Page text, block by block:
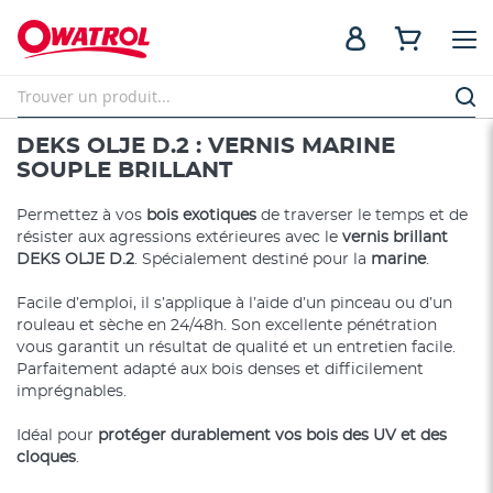
DEKS OLJE D.2 : VERNIS MARINE
SOUPLE BRILLANT
Permettez à vos bois exotiques de traverser le temps et de
résister aux agressions extérieures avec le vernis brillant
DEKS OLJE D.2. Spécialement destiné pour la marine.
Facile d’emploi, il s’applique à l’aide d’un pinceau ou d’un
rouleau et sèche en 24/48h. Son excellente pénétration
vous garantit un résultat de qualité et un entretien facile.
Parfaitement adapté aux bois denses et difficilement
imprégnables.
Idéal pour protéger durablement vos bois des UV et des
cloques.